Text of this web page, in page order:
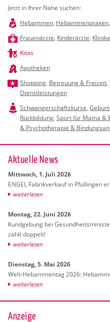
Jetzt in Ihrer Nähe suchen:
Hebammen, Hebammenpraxen,
Frauenärzte, Kinderärzte,
Kitas
Apotheken
Shopping, Betreuung & Freizeit,
Dienstleistungen
Schwangerschaftskurse,
Rückbildung, Sport für Mama &
& Psychotherapie &
Ak­tu­el­le News
Mitt­woch, 1. Juli 2026
ENGEL Fa­brik­ver­kauf in Pful­lin­gen
wei­ter­le­sen
Mon­tag, 22. Juni 2026
Kund­ge­bung bei
zahlt dop­pelt!
wei­ter­le­sen
Diens­tag, 5. Mai 2026
Welt-Heb­am­men­tag 2026:
wei­ter­le­sen
Anzeige